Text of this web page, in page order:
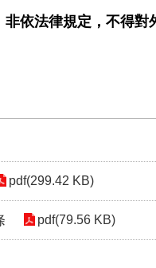
依法律規定，不得對
pdf(299.42 KB)
pdf(79.56 KB)